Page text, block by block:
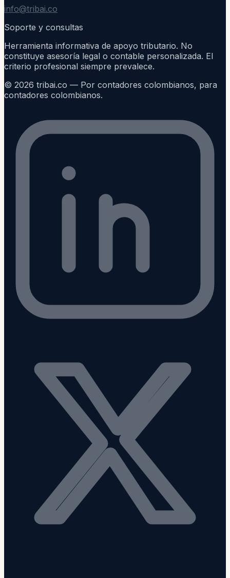
info@tribai.co
Soporte y consultas
Herramienta informativa de apoyo tributario. No
constituye asesoría legal o contable personalizada. El
criterio profesional siempre prevalece.
© 2026 tribai.co — Por contadores colombianos, para
contadores colombianos.